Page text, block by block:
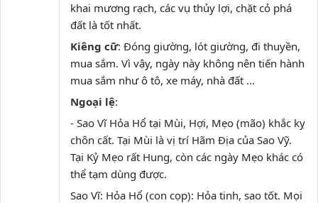
khai mương rạch, các vụ thủy lợi, chặt cỏ phá
đất là tốt nhất.
Kiêng cữ: Đóng giường, lót giường, đi thuyền,
mua sắm. Vì vậy, ngày này không nên tiến hành
mua sắm như ô tô, xe máy, nhà đất ...
Ngoại lệ:
- Sao Vĩ Hỏa Hổ tại Mùi, Hợi, Mẹo (mão) khắc kỵ
chôn cất. Tại Mùi là vị trí Hãm Địa của Sao Vỹ.
Tại Kỷ Mẹo rất Hung, còn các ngày Mẹo khác có
thể tạm dùng được.
Sao Vĩ: Hỏa Hổ (con cọp): Hỏa tinh, sao tốt. Mọi